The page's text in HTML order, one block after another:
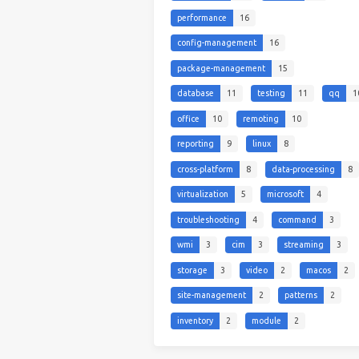
performance 16
config-management 16
package-management 15
database 11 testing 11 qq
office 10 remoting 10
reporting 9 linux 8
cross-platform 8 data-processing 8
virtualization 5 microsoft 4
troubleshooting 4 command 3
wmi 3 cim 3 streaming 3
storage 3 video 2 macos 2
site-management 2 patterns 2
inventory 2 module 2